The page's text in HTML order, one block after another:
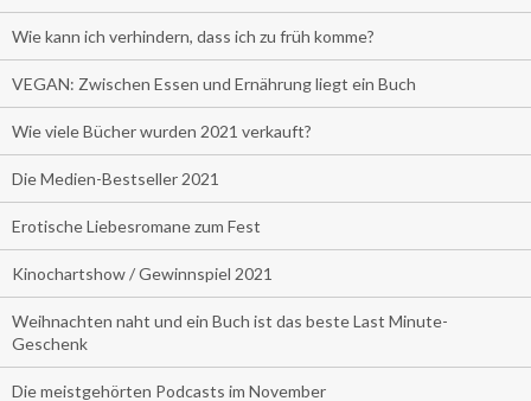
Wie kann ich verhindern, dass ich zu früh komme?
VEGAN: Zwischen Essen und Ernährung liegt ein Buch
Wie viele Bücher wurden 2021 verkauft?
Die Medien-Bestseller 2021
Erotische Liebesromane zum Fest
Kinochartshow / Gewinnspiel 2021
Weihnachten naht und ein Buch ist das beste Last Minute-
Geschenk
Die meistgehörten Podcasts im November